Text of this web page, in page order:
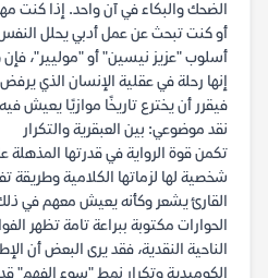
الضحك والبكاء في آن واحد. إذا كنت
أو كنت تبحث عن عمل أدبي يحلل
أسلوب "عزيز نيسين" أو "موليير"، فإن
إنها رحلة في عقلية الإنسان الذي يرفض
فيقرر أن يخترع تاريخًا موازيًا يعيش
نقد موضوعي: بين العبقرية والتكرار
تكمن قوة الرواية في قدرتها
شخصية لها لزماتها الكلامية وطريقة
القارئ يشعر وكأنه يعيش معهم في
الحوارات مكتوبة ببراعة تامة تظهر
الناحية النقدية، فقد يرى البعض أن
الكوميدية وتكرار نمط "سوء الفهم"